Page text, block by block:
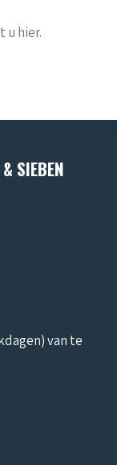
u hier.
SIEBEN
van te